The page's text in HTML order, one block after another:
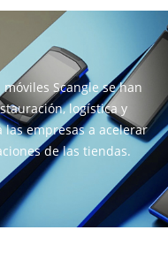
Scangle se han
logística y
empresas a acelerar
de las tiendas.